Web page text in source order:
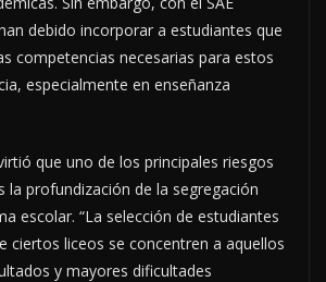
debido incorporar a estudiantes que
competencias necesarias para estos
especialmente en enseñanza
que uno de los principales riesgos
la profundización de la segregación
escolar. “La selección de estudiantes
ciertos liceos se concentren a aquellos
y mayores dificultades